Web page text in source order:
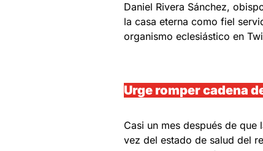
Daniel Rivera Sánchez,
la casa eterna como fiel
organismo eclesiástico en
Urge romper cadena
Casi un mes después de
vez del estado de salud del